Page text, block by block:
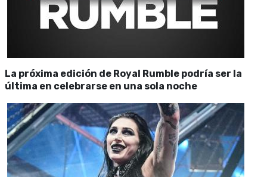
La próxima edición de Royal Rumble podría ser la
última en celebrarse en una sola noche